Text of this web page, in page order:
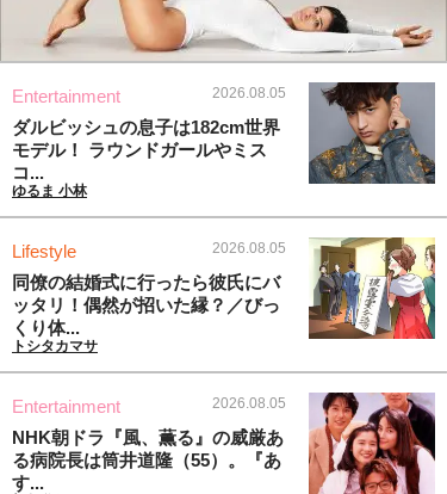
Entertainment 2026.08.05
ダルビッシュの息子は182cm世界
モデル！ ラウンドガールやミス
コ...
ゆるま 小林
Lifestyle 2026.08.05
同僚の結婚式に行ったら彼氏にバ
ッタリ！偶然が招いた縁？／びっ
くり体...
トシタカマサ
Entertainment 2026.08.05
NHK朝ドラ『風、薫る』の威厳あ
る病院長は筒井道隆（55）。『あ
す...